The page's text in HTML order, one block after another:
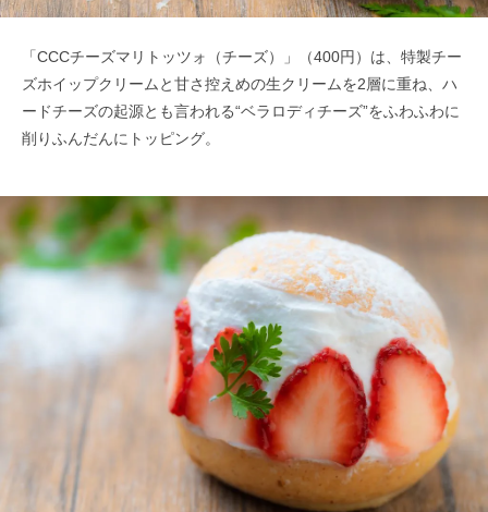
「CCCチーズマリトッツォ（チーズ）」（400円）は、特製チー
ズホイップクリームと甘さ控えめの生クリームを2層に重ね、ハ
ードチーズの起源とも言われる“ベラロディチーズ”をふわふわに
削りふんだんにトッピング。